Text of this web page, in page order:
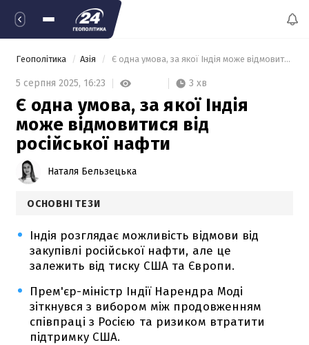
Геополітика Азія Є одна умова, за якої Індія може відмовитися від російської нафти
5 серпня 2025, 16:23 3 хв
Є одна умова, за якої Індія
може відмовитися від
російської нафти
Наталя Бельзецька
ОСНОВНІ ТЕЗИ
Індія розглядає можливість відмови від
закупівлі російської нафти, але це
залежить від тиску США та Європи.
Прем'єр-міністр Індії Нарендра Моді
зіткнувся з вибором між продовженням
співпраці з Росією та ризиком втратити
підтримку США.